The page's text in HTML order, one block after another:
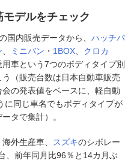
デルをチェック
国内販売データから、 ハッチバ
ミニバン ・ 1BOX
クロカ
用車という7つのボディタイプ別
（販売台数は日本自動車販売
会の発表値をベースに、軽自動
に同じ車名でもボディタイプが
タで集計）。
外生産車、 スズキのシボレー
、前年同月比96％と14カ月ぶ